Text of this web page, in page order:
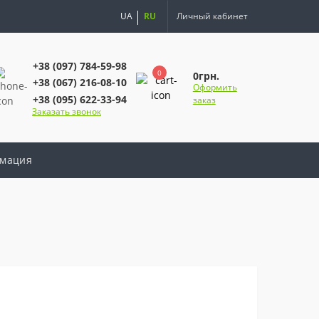
UA RU Личный кабинет
+38 (097) 784-59-98
+38 (067) 216-08-10
+38 (095) 622-33-94
Заказать звонок
0 0грн.
Оформить
заказ